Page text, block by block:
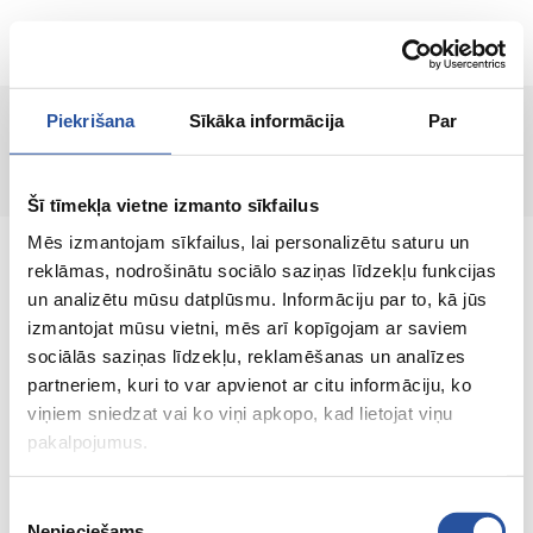
Piekrišana Sīkāka informācija Par
Šī tīmekļa vietne izmanto sīkfailus
Mēs izmantojam sīkfailus, lai personalizētu saturu un
reklāmas, nodrošinātu sociālo saziņas līdzekļu funkcijas
un analizētu mūsu datplūsmu. Informāciju par to, kā jūs
izmantojat mūsu vietni, mēs arī kopīgojam ar saviem
sociālās saziņas līdzekļu, reklamēšanas un analīzes
partneriem, kuri to var apvienot ar citu informāciju, ko
viņiem sniedzat vai ko viņi apkopo, kad lietojat viņu
pakalpojumus.
EN
Page not found!
An online store with great prices and quality
products, where customer satisfaction is our
main value.
Everything for your home and
garden!